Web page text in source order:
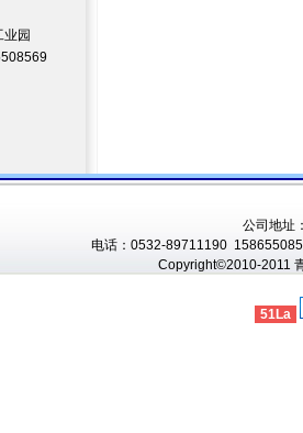
园
公司地址
电话：0532-89711190
Copyright©2010-2011
51La